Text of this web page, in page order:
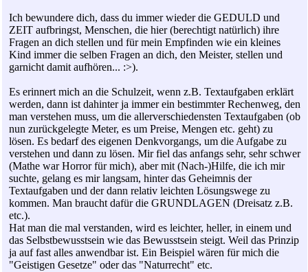
Ich bewundere dich, dass du immer wieder die GEDULD und
ZEIT aufbringst, Menschen, die hier (berechtigt natürlich) ihre
Fragen an dich stellen und für mein Empfinden wie ein kleines
Kind immer die selben Fragen an dich, den Meister, stellen und
garnicht damit aufhören... :>).
Es erinnert mich an die Schulzeit, wenn z.B. Textaufgaben erklärt
werden, dann ist dahinter ja immer ein bestimmter Rechenweg, den
man verstehen muss, um die allerverschiedensten Textaufgaben (ob
nun zurückgelegte Meter, es um Preise, Mengen etc. geht) zu
lösen. Es bedarf des eigenen Denkvorgangs, um die Aufgabe zu
verstehen und dann zu lösen. Mir fiel das anfangs sehr, sehr schwer
(Mathe war Horror für mich), aber mit (Nach-)Hilfe, die ich mir
suchte, gelang es mir langsam, hinter das Geheimnis der
Textaufgaben und der dann relativ leichten Lösungswege zu
kommen. Man braucht dafür die GRUNDLAGEN (Dreisatz z.B.
etc.).
Hat man die mal verstanden, wird es leichter, heller, in einem und
das Selbstbewusstsein wie das Bewusstsein steigt. Weil das Prinzip
ja auf fast alles anwendbar ist. Ein Beispiel wären für mich die
"Geistigen Gesetze" oder das "Naturrecht" etc.